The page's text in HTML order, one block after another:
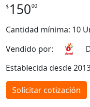
$ 15000
Cantidad mínima: 10
Vendido por:
Establecida desde
Solicitar cotización